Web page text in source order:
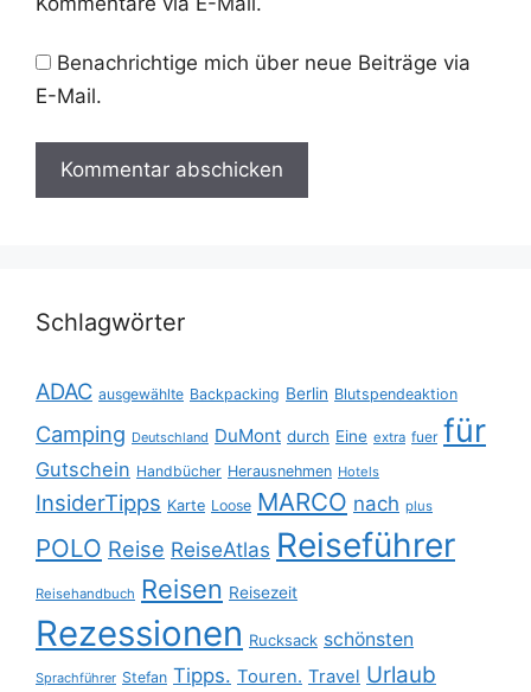
Benachrichtige mich über neue Beiträge via
E-Mail.
Schlagwörter
ADAC ausgewählte Backpacking Berlin Blutspendeaktion
Camping Deutschland DuMont durch Eine extra fuer für
Gutschein Handbücher Herausnehmen Hotels
InsiderTipps Karte Loose MARCO nach plus
POLO Reise ReiseAtlas Reiseführer
Reisehandbuch Reisen Reisezeit
Rezessionen Rucksack schönsten
Sprachführer Stefan Tipps. Touren. Travel Urlaub